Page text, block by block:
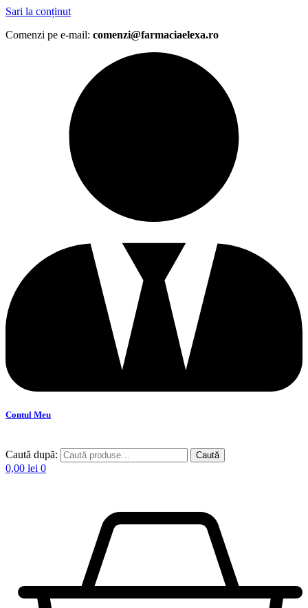
Sari la conținut
Comenzi pe e-mail: comenzi@farmaciaelexa.ro
Contul Meu
Caută după: Caută
0,00 lei 0